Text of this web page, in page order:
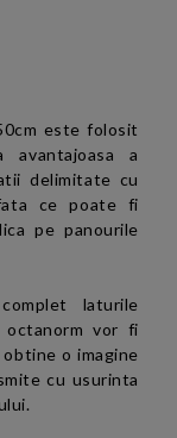
este folosit
avantajoasa a
delimitate cu
ce poate fi
pe panourile
laturile
octanorm vor fi
o imagine
cu usurinta